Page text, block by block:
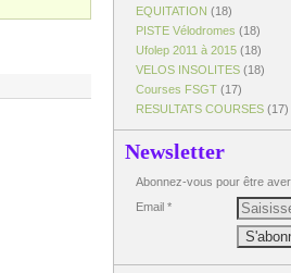
EQUITATION (18)
PISTE Vélodromes (18)
Ufolep 2011 à 2015 (18)
VELOS INSOLITES (18)
Courses FSGT (17)
RESULTATS COURSES (17)
Newsletter
Abonnez-vous pour être
Email